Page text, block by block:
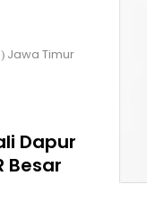
Jawa Timur
Dapur
Besar